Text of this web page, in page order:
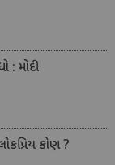
: મોદી
કોણ ?